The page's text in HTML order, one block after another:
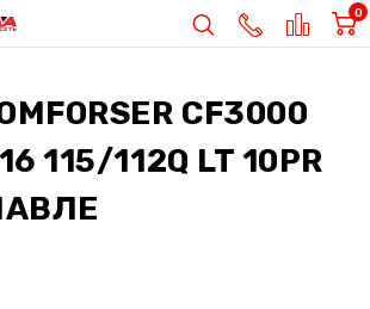
0
CF3000
115/112Q LT 10PR